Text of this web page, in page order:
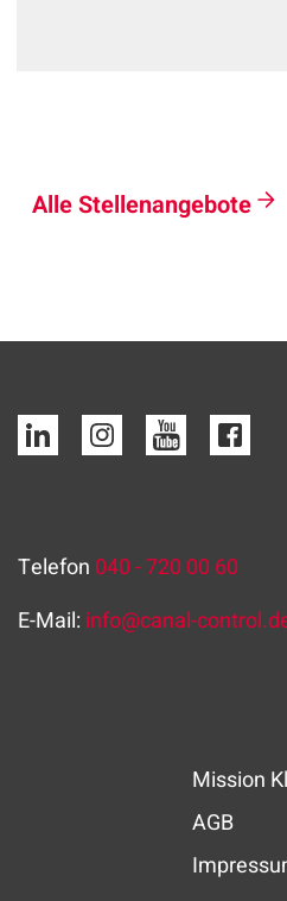
Alle Stellenangebote
Telefon 040 - 720 00 60
E-Mail: info@canal-
Mission
AGB